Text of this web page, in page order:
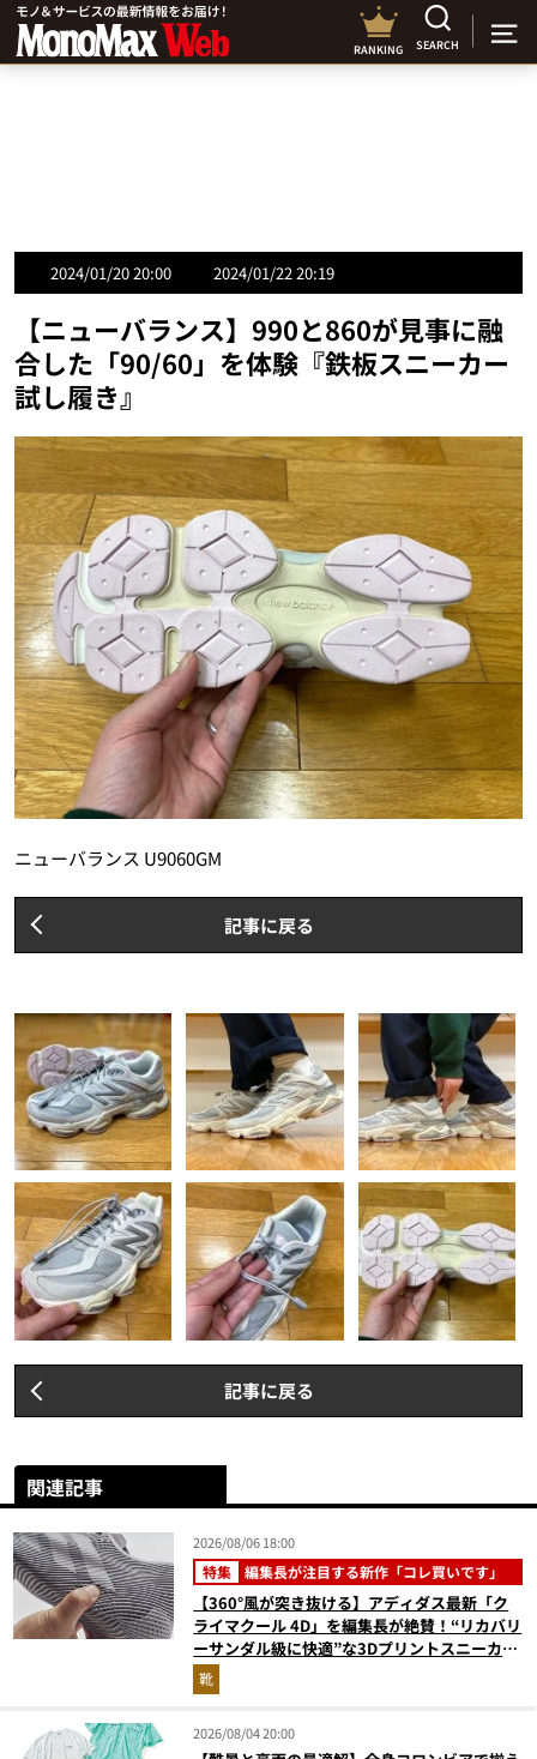
RANKING SEARCH
2024/01/20 20:00 2024/01/22 20:19
【ニューバランス】990と860が見事に融
合した「90/60」を体験『鉄板スニーカー
試し履き』
ニューバランス U9060GM
記事に戻る
記事に戻る
関連記事
2026/08/06 18:00
特集 編集長が注目する新作「コレ買いです」
【360°風が突き抜ける】アディダス最新「ク
ライマクール 4D」を編集長が絶賛！“リカバリ
ーサンダル級に快適”な3Dプリントスニーカー
『コレ買いです』Vol.173
靴
2026/08/04 20:00